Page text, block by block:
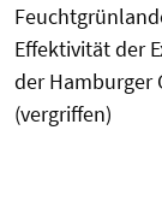
Effektivität der
der Hamburger
(vergriffen)